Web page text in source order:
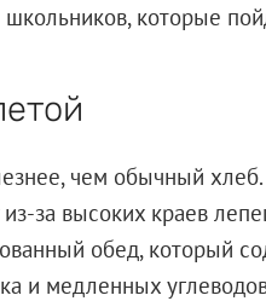
которые
чем обычный
за высоких краев
обед, который
и медленных